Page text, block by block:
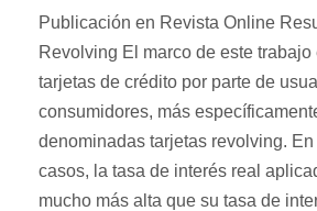
Publicación en Revista Online
Revolving El marco de este
tarjetas de crédito por parte de
consumidores, más
denominadas tarjetas revolving.
casos, la tasa de interés real
mucho más alta que su tasa de